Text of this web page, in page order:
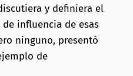
y definiera el
influencia de esas
ninguno, presentó
de